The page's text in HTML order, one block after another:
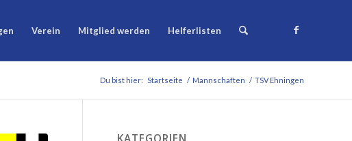
Verein Mitglied werden Helferlisten
Du bist hier: Startseite / Mannschaften / TSV Ehningen